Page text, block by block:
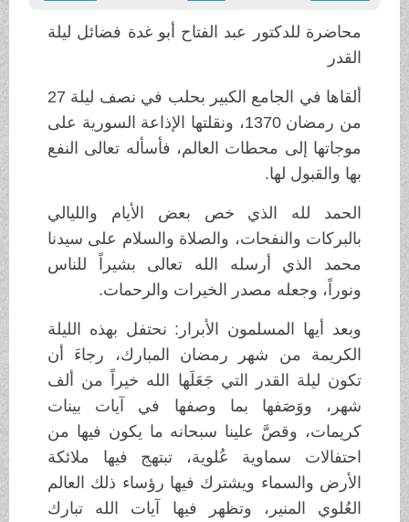
محاضرة للدكتور عبد الفتاح أبو غدة فضائل ليلة
القدر
ألقاها في الجامع الكبير بحلب في نصف ليلة 27
من رمضان 1370، ونقلتها الإذاعة السورية على
موجاتها إلى محطات العالم، فأسأله تعالى النفع
بها والقبول لها.
الحمد لله الذي خص بعض الأيام والليالي
بالبركات والنفحات، والصلاة والسلام على سيدنا
محمد الذي أرسله الله تعالى بشيراً للناس
ونوراً، وجعله مصدر الخيرات والرحمات.
وبعد أيها المسلمون الأبرار: نحتفل بهذه الليلة
الكريمة من شهر رمضان المبارك، رجاءَ أن
تكون ليلة القدر التي جَعَلَها الله خيراً من ألف
شهر، ووَصَفها بما وصفها في آيات بينات
كريمات، وقصَّ علينا سبحانه ما يكون فيها من
احتفالات سماوية عُلوية، تبتهج فيها ملائكة
الأرض والسماء ويشترك فيها رؤساء ذلك العالم
العُلوي المنير، وتظهر فيها آيات الله تبارك